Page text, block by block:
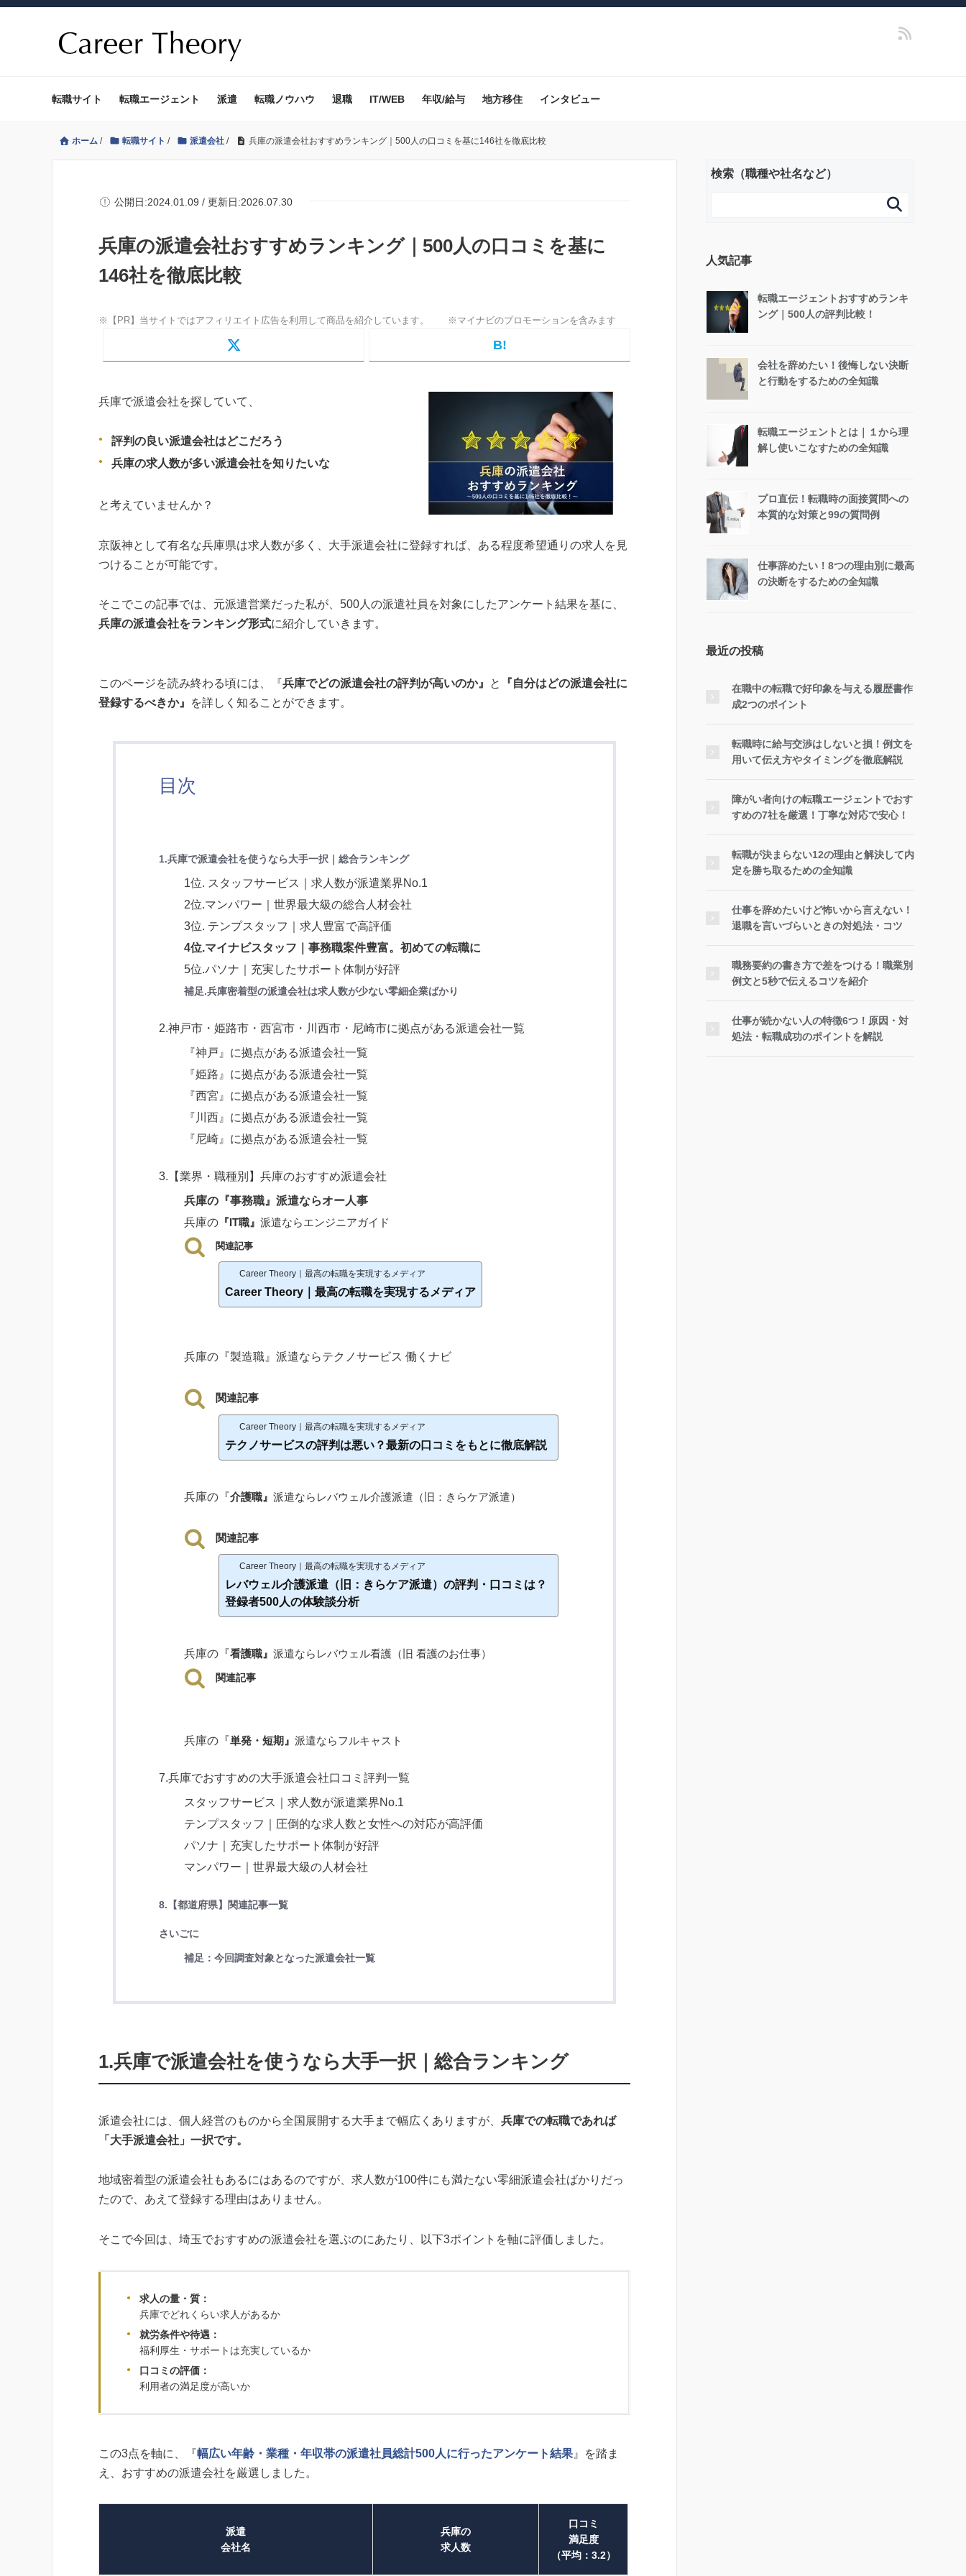
転職サイト 転職エージェント 派遣 転職ノウハウ 退職 IT/WEB 年収/給与 地方移住 インタビュー
ホーム / 転職サイト / 派遣会社 / 兵庫の派遣会社おすすめランキング｜500人の口コミを基に146社を徹底比較
公開日:2024.01.09 / 更新日:2026.07.30
兵庫の派遣会社おすすめランキング｜500人の口コミを基に
146社を徹底比較
B!
兵庫で派遣会社を探していて、
評判の良い派遣会社はどこだろう
兵庫の求人数が多い派遣会社を知りたいな
と考えていませんか？
京阪神として有名な兵庫県は求人数が多く、大手派遣会社に登録すれば、ある程度希望通りの求人を見
つけることが可能です。
そこでこの記事では、元派遣営業だった私が、500人の派遣社員を対象にしたアンケート結果を基に、
兵庫の派遣会社をランキング形式に紹介していきます。
このページを読み終わる頃には、『兵庫でどの派遣会社の評判が高いのか』 と
『自分はどの派遣会社に
登録するべきか』
を詳しく知ることができます。
目次
1.兵庫で派遣会社を使うなら大手一択｜総合ランキング
1位. スタッフサービス｜求人数が派遣業界No.1
2位.マンパワー｜世界最大級の総合人材会社
3位. テンプスタッフ｜求人豊富で高評価
4位.マイナビスタッフ｜事務職案件豊富。初めての転職に
5位.パソナ｜充実したサポート体制が好評
補足.兵庫密着型の派遣会社は求人数が少ない零細企業ばかり
2.神戸市・姫路市・西宮市・川西市・尼崎市に拠点がある派遣会社一覧
『神戸』に拠点がある派遣会社一覧
『姫路』に拠点がある派遣会社一覧
『西宮』に拠点がある派遣会社一覧
『川西』に拠点がある派遣会社一覧
『尼崎』に拠点がある派遣会社一覧
3.【業界・職種別】兵庫のおすすめ派遣会社
兵庫の『事務職』派遣ならオー人事
兵庫の 『IT職』派遣ならエンジニアガイド
関連記事
Career Theory｜最高の転職を実現するメディア
Career Theory｜最高の転職を実現するメディア
兵庫の『製造職』派遣ならテクノサービス 働くナビ
関連記事
Career Theory｜最高の転職を実現するメディア
テクノサービスの評判は悪い？最新の口コミをもとに徹底解説
兵庫の『介護職』派遣ならレバウェル介護派遣（旧：きらケア派遣）
関連記事
Career Theory｜最高の転職を実現するメディア
レバウェル介護派遣（旧：きらケア派遣）の評判・口コミは？
登録者500人の体験談分析
兵庫の『看護職』派遣ならレバウェル看護（旧 看護のお仕事）
関連記事
兵庫の『単発・短期』派遣ならフルキャスト
7.兵庫でおすすめの大手派遣会社口コミ評判一覧
スタッフサービス｜求人数が派遣業界No.1
テンプスタッフ｜圧倒的な求人数と女性への対応が高評価
パソナ｜充実したサポート体制が好評
マンパワー｜世界最大級の人材会社
8. 【都道府県】関連記事一覧
さいごに
補足：今回調査対象となった派遣会社一覧
1.兵庫で派遣会社を使うなら大手一択｜総合ランキング
派遣会社には、個人経営のものから全国展開する大手まで幅広くありますが、 兵庫での転職であれば
「大手派遣会社」一択です。
地域密着型の派遣会社もあるにはあるのですが、求人数が100件にも満たない零細派遣会社ばかりだっ
たので、あえて登録する理由はありません。
そこで今回は、埼玉でおすすめの派遣会社を選ぶのにあたり、以下3ポイントを軸に評価しました。
求人の量・質：
兵庫でどれくらい求人があるか
就労条件や待遇：
福利厚生・サポートは充実しているか
口コミの評価：
利用者の満足度が高いか
この3点を軸に、『幅広い年齢・業種・年収帯の派遣社員総計500人に行ったアンケート結果 』を踏ま
え、おすすめの派遣会社を厳選しました。
派遣
会社名
兵庫の
求人数
口コミ
満足度
（平均：3.2）
検索（職種や社名など）

人気記事
転職エージェントおすすめランキ
ング｜500人の評判比較！
会社を辞めたい！後悔しない決断
と行動をするための全知識
転職エージェントとは｜１から理
解し使いこなすための全知識
プロ直伝！転職時の面接質問への
本質的な対策と99の質問例
仕事辞めたい！8つの理由別に最高
の決断をするための全知識
最近の投稿
在職中の転職で好印象を与える履歴書作
成2つのポイント
転職時に給与交渉はしないと損！例文を
用いて伝え方やタイミングを徹底解説
障がい者向けの転職エージェントでおす
すめの7社を厳選！丁寧な対応で安心！
転職が決まらない12の理由と解決して内
定を勝ち取るための全知識
仕事を辞めたいけど怖いから言えない！
退職を言いづらいときの対処法・コツ
職務要約の書き方で差をつける！職業別
例文と5秒で伝えるコツを紹介
仕事が続かない人の特徴6つ！原因・対
処法・転職成功のポイントを解説